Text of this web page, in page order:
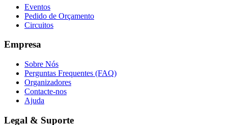
Eventos
Pedido de Orçamento
Circuitos
Empresa
Sobre Nós
Perguntas Frequentes (FAQ)
Organizadores
Contacte-nos
Ajuda
Legal & Suporte